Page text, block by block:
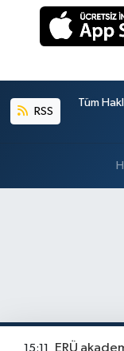
RSS
Tüm
15:11 ERÜ